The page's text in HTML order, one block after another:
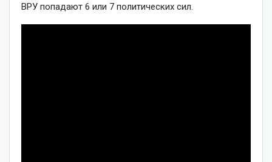
ВРУ попадают 6 или 7 политических сил.